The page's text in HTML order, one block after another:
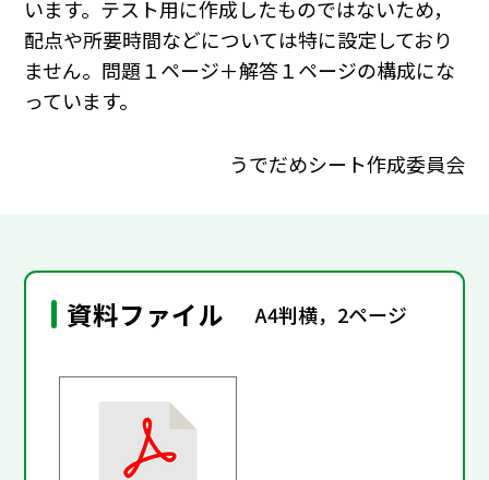
います。テスト用に作成したものではないため，
配点や所要時間などについては特に設定しており
ません。問題１ページ＋解答１ページの構成にな
っています。
うでだめシート作成委員会
資料ファイル A4判横，2ページ